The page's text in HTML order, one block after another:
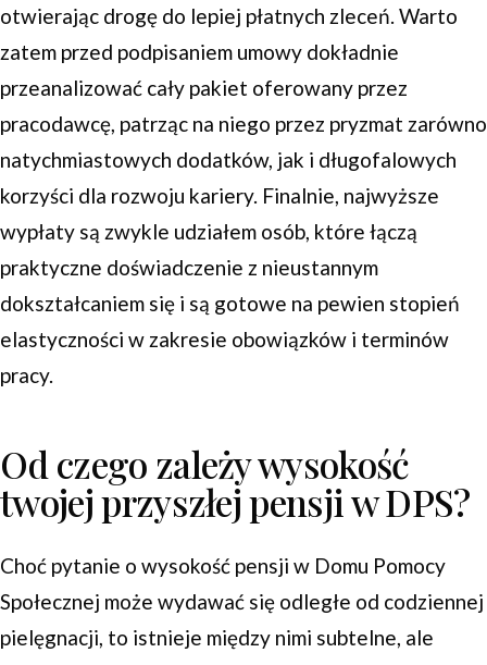
otwierając drogę do lepiej płatnych zleceń. Warto
zatem przed podpisaniem umowy dokładnie
przeanalizować cały pakiet oferowany przez
pracodawcę, patrząc na niego przez pryzmat zarówno
natychmiastowych dodatków, jak i długofalowych
korzyści dla rozwoju kariery. Finalnie, najwyższe
wypłaty są zwykle udziałem osób, które łączą
praktyczne doświadczenie z nieustannym
dokształcaniem się i są gotowe na pewien stopień
elastyczności w zakresie obowiązków i terminów
pracy.
Od czego zależy wysokość
twojej przyszłej pensji w DPS?
Choć pytanie o wysokość pensji w Domu Pomocy
Społecznej może wydawać się odległe od codziennej
pielęgnacji, to istnieje między nimi subtelne, ale